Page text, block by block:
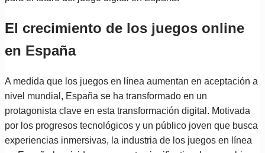
El crecimiento de los juegos online
en España
A medida que los juegos en línea aumentan en aceptación a
nivel mundial, España se ha transformado en un
protagonista clave en esta transformación digital. Motivada
por los progresos tecnológicos y un público joven que busca
experiencias inmersivas, la industria de los juegos en línea